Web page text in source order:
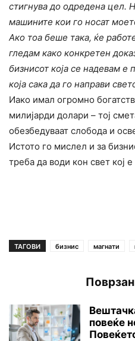
стигнува до одредена цел.
машините кои го носат
Ако тоа беше така, ќе
гледам како конкретен
бизнисот која се надевам е
која сака да го направи
Иако имал огромно
милијарди долари – тој
обезбедуваат слобода и
Истото го мислел и за
треба да води кон свет кој
ТАГОВИ бизнис магнати
повеќе